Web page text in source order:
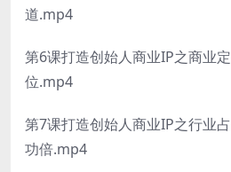
道.mp4
第6课打造创始人商业IP之商业
位.mp4
第7课打造创始人商业IP之行业
功倍.mp4